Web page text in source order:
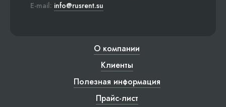
E-mail: info@rusrent.su
О компании
Клиенты
Полезная информация
Прайс-лист